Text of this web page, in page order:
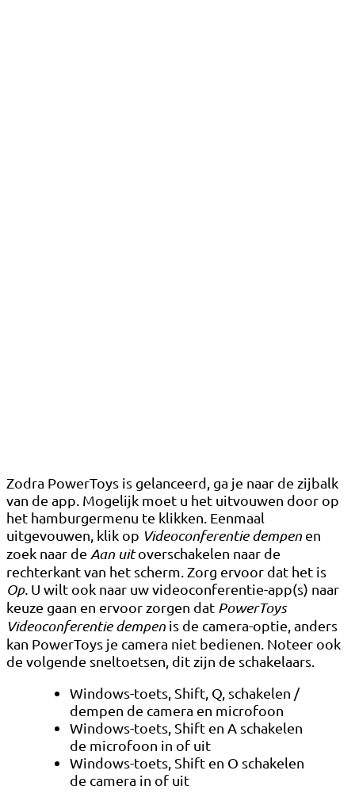
Zodra PowerToys is gelanceerd, ga je naar de zijbalk
van de app. Mogelijk moet u het uitvouwen door op
het hamburgermenu te klikken. Eenmaal
uitgevouwen, klik op Videoconferentie dempen en
zoek naar de Aan uitoverschakelen naar de
rechterkant van het scherm. Zorg ervoor dat het is
Op. U wilt ook naar uw videoconferentie-app(s) naar
keuze gaan en ervoor zorgen dat PowerToys
Videoconferentie dempen is de camera-optie, anders
kan PowerToys je camera niet bedienen. Noteer ook
de volgende sneltoetsen, dit zijn de schakelaars.
Windows-toets, Shift, Q, schakelen /
dempen de camera en microfoon
Windows-toets, Shift en A schakelen
de microfoon in of uit
Windows-toets, Shift en O schakelen
de camera in of uit